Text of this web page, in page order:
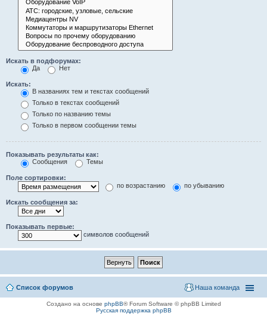
Искать в подфорумах:
Да
Нет
Искать:
В названиях тем и текстах сообщений
Только в текстах сообщений
Только по названию темы
Только в первом сообщении темы
Показывать результаты как:
Сообщения
Темы
Поле сортировки:
по возрастанию
по убыванию
Искать сообщения за:
Показывать первые:
символов сообщений
Список форумов Наша команда
Создано на основе phpBB® Forum Software © phpBB Limited
Русская поддержка phpBB